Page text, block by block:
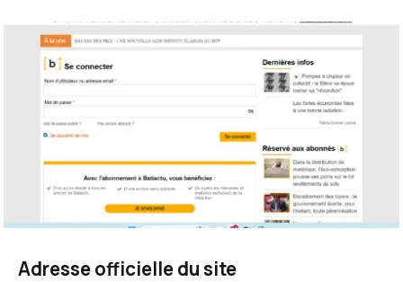
Adresse officielle du site